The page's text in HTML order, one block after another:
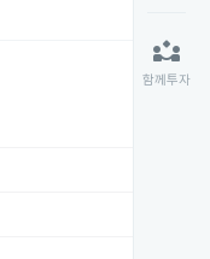
partner_exchange
함께투자